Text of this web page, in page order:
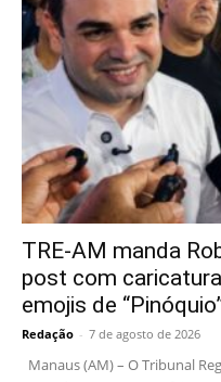
TRE-AM manda
post com
emojis de
Redação - 7 de agosto de 2026
Manaus (AM) – O Tribunal